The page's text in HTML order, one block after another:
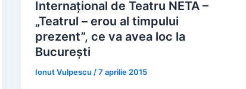
Internațional de Teatru NETA –
„Teatrul – erou al timpului
prezent”, ce va avea loc la
București
Ionut Vulpescu /7 aprilie 2015